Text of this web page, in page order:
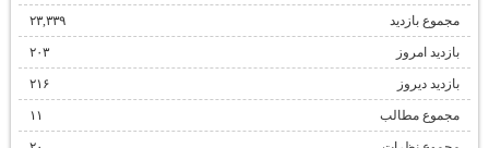
مجموع بازدید ۲۳,۳۳۹
بازدید امروز ۲۰۳
بازدید دیروز ۲۱۶
مجموع مطالب